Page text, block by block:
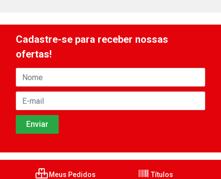
Cadastre-se para receber nossas
ofertas!
Meus Pedidos Títulos